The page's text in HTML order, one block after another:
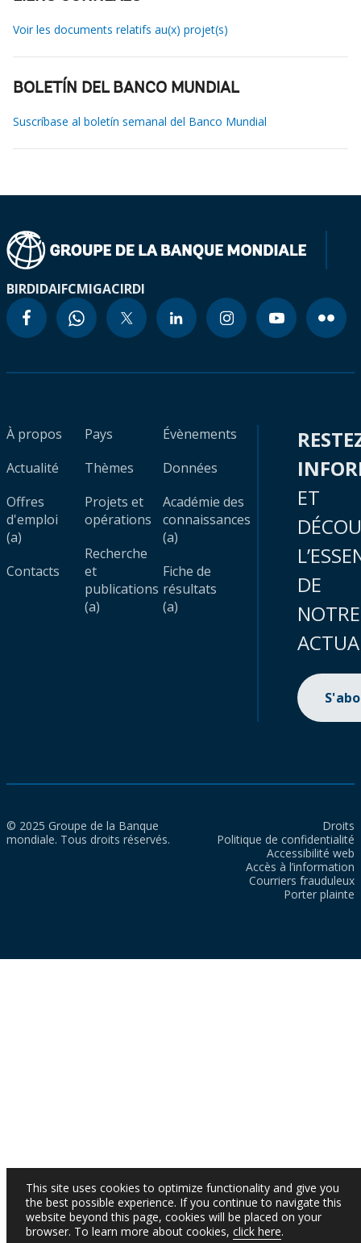
Voir les documents relatifs au(x) projet(s)
BOLETÍN DEL BANCO MUNDIAL
Suscríbase al boletín semanal del Banco Mundial
BIRDIDAIFCMIGACIRDI
À propos
Actualité
Offres
d'emploi
(a)
Contacts
Pays
Thèmes
Projets et
opérations
Recherche
et
publications
(a)
Évènements
Données
Académie des
connaissances
(a)
Fiche de
résultats
(a)
ET
DE
NOTRE
© 2025 Groupe de la Banque
mondiale. Tous droits réservés.
Droits
Politique de confidentialité
Accessibilité web
Accès à l’information
Courriers frauduleux
Porter plainte
This site uses cookies to optimize functionality and give you
the best possible experience. If you continue to navigate this
website beyond this page, cookies will be placed on your
browser. To learn more about cookies, click here.